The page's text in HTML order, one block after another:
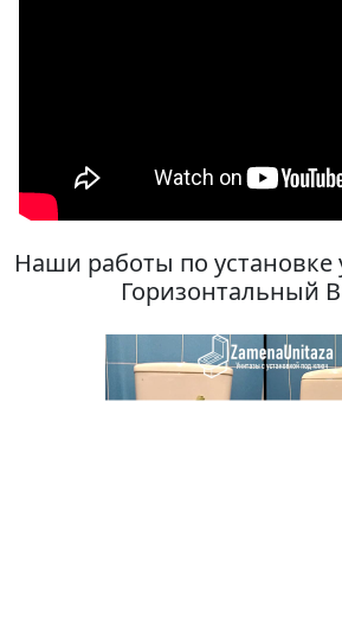
Наши работы по установке
Горизонтальный